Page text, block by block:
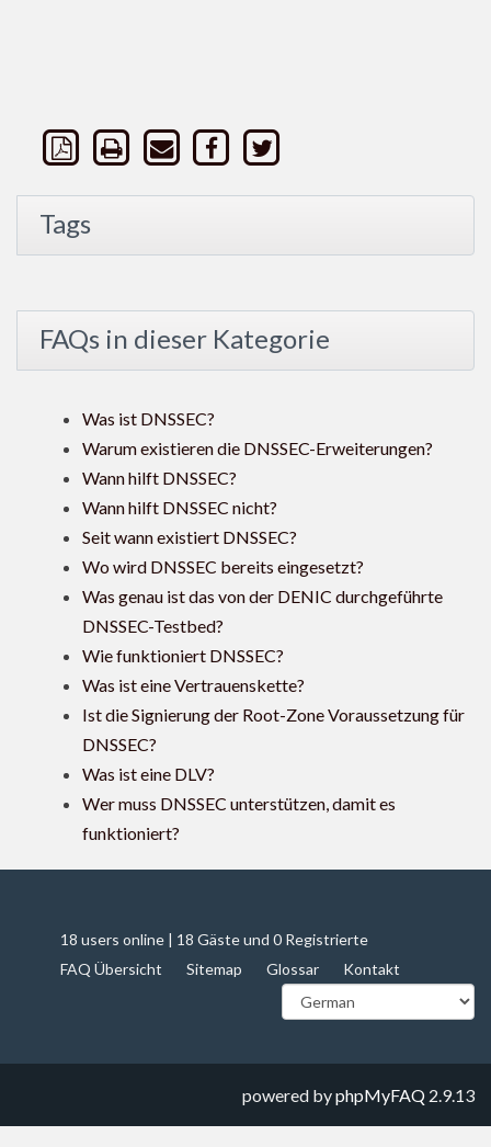
Tags
FAQs in dieser Kategorie
Was ist DNSSEC?
Warum existieren die DNSSEC-Erweiterungen?
Wann hilft DNSSEC?
Wann hilft DNSSEC nicht?
Seit wann existiert DNSSEC?
Wo wird DNSSEC bereits eingesetzt?
Was genau ist das von der DENIC durchgeführte
DNSSEC-Testbed?
Wie funktioniert DNSSEC?
Was ist eine Vertrauenskette?
Ist die Signierung der Root-Zone Voraussetzung für
DNSSEC?
Was ist eine DLV?
Wer muss DNSSEC unterstützen, damit es
funktioniert?
18 users online | 18 Gäste und 0 Registrierte
FAQ Übersicht
Sitemap Glossar Kontakt
powered byphpMyFAQ 2.9.13